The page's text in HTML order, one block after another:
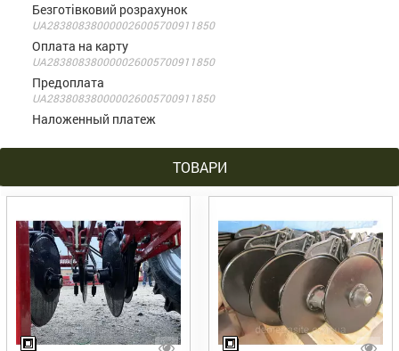
Безготівковий розрахунок
UA283808380000026005700911850
Оплата на карту
UA283808380000026005700911850
Предоплата
UA283808380000026005700911850
Наложенный платеж
ТОВАРИ